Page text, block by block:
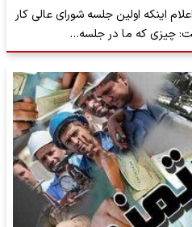
اینکه اولین جلسه شورای عالی کار
چیزی که ما در جلسه…